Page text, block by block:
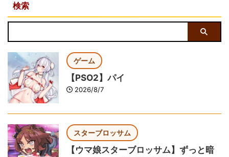
検索
ゲーム
【PSO2】パイ
2026/8/7
スターブロッサム
【ウマ娘スターブロッサム】ずっと暗